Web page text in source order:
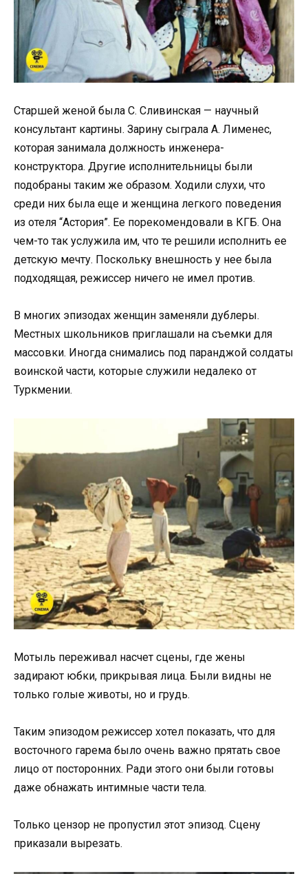
Старшей женой была С. Сливинская — научный
консультант картины. Зарину сыграла А. Лименес,
которая занимала должность инженера-
конструктора. Другие исполнительницы были
подобраны таким же образом. Ходили слухи, что
среди них была еще и женщина легкого поведения
из отеля “Астория”. Ее порекомендовали в КГБ. Она
чем-то так услужила им, что те решили исполнить ее
детскую мечту. Поскольку внешность у нее была
подходящая, режиссер ничего не имел против.
В многих эпизодах женщин заменяли дублеры.
Местных школьников приглашали на съемки для
массовки. Иногда снимались под паранджой солдаты
воинской части, которые служили недалеко от
Туркмении.
Мотыль переживал насчет сцены, где жены
задирают юбки, прикрывая лица. Были видны не
только голые животы, но и грудь.
Таким эпизодом режиссер хотел показать, что для
восточного гарема было очень важно прятать свое
лицо от посторонних. Ради этого они были готовы
даже обнажать интимные части тела.
Только цензор не пропустил этот эпизод. Сцену
приказали вырезать.